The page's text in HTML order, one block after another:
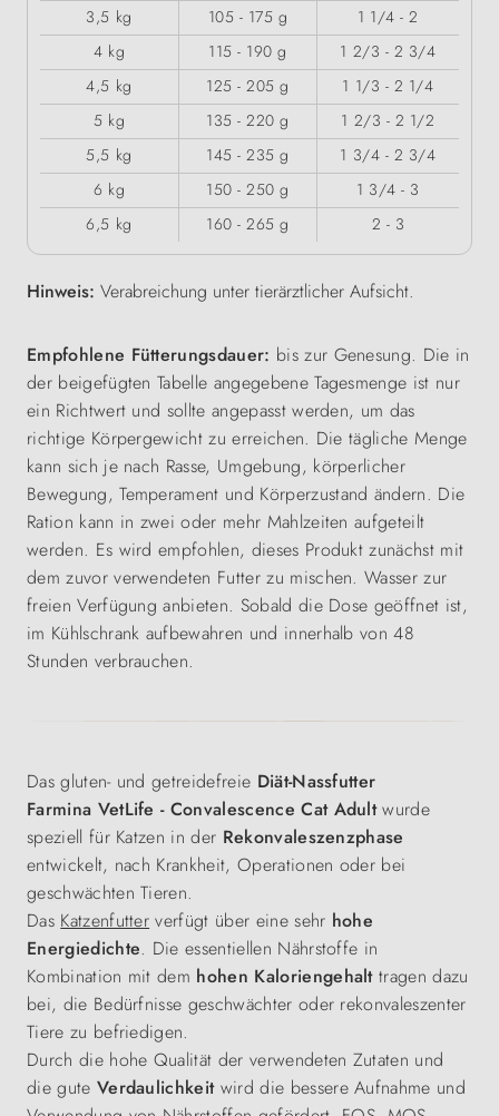
3,5 kg 105 - 175 g
1 1/4 - 2
4 kg
115 - 190 g
1 2/3 - 2 3/4
4,5 kg
125 - 205 g
1 1/3 - 2 1/4
5 kg
135 - 220 g
1 2/3 - 2 1/2
5,5 kg
145 - 235 g
1 3/4 - 2 3/4
6 kg
150 - 250 g
1 3/4 - 3
6,5 kg
160 - 265 g 2 - 3
Hinweis: Verabreichung unter tierärztlicher Aufsicht.
Empfohlene Fütterungsdauer: bis zur Genesung. Die in
der beigefügten Tabelle angegebene Tagesmenge ist nur
ein Richtwert und sollte angepasst werden, um das
richtige Körpergewicht zu erreichen. Die tägliche Menge
kann sich je nach Rasse, Umgebung, körperlicher
Bewegung, Temperament und Körperzustand ändern. Die
Ration kann in zwei oder mehr Mahlzeiten aufgeteilt
werden. Es wird empfohlen, dieses Produkt zunächst mit
dem zuvor verwendeten Futter zu mischen. Wasser zur
freien Verfügung anbieten. Sobald die Dose geöffnet ist,
im Kühlschrank aufbewahren und innerhalb von 48
Stunden verbrauchen.
Das gluten- und getreidefreie Diät-Nassfutter
Farmina VetLife - Convalescence Cat Adultwurde
speziell für Katzen in der Rekonvaleszenzphase
entwickelt, nach Krankheit, Operationen oder bei
geschwächten Tieren.
Das Katzenfutter verfügt über eine sehr hohe
Energiedichte. Die essentiellen Nährstoffe in
Kombination mit dem hohen Kaloriengehalttragen dazu
bei, die Bedürfnisse geschwächter oder rekonvaleszenter
Tiere zu befriedigen.
Durch die hohe Qualität der verwendeten Zutaten und
die gute Verdaulichkeit wird die bessere Aufnahme und